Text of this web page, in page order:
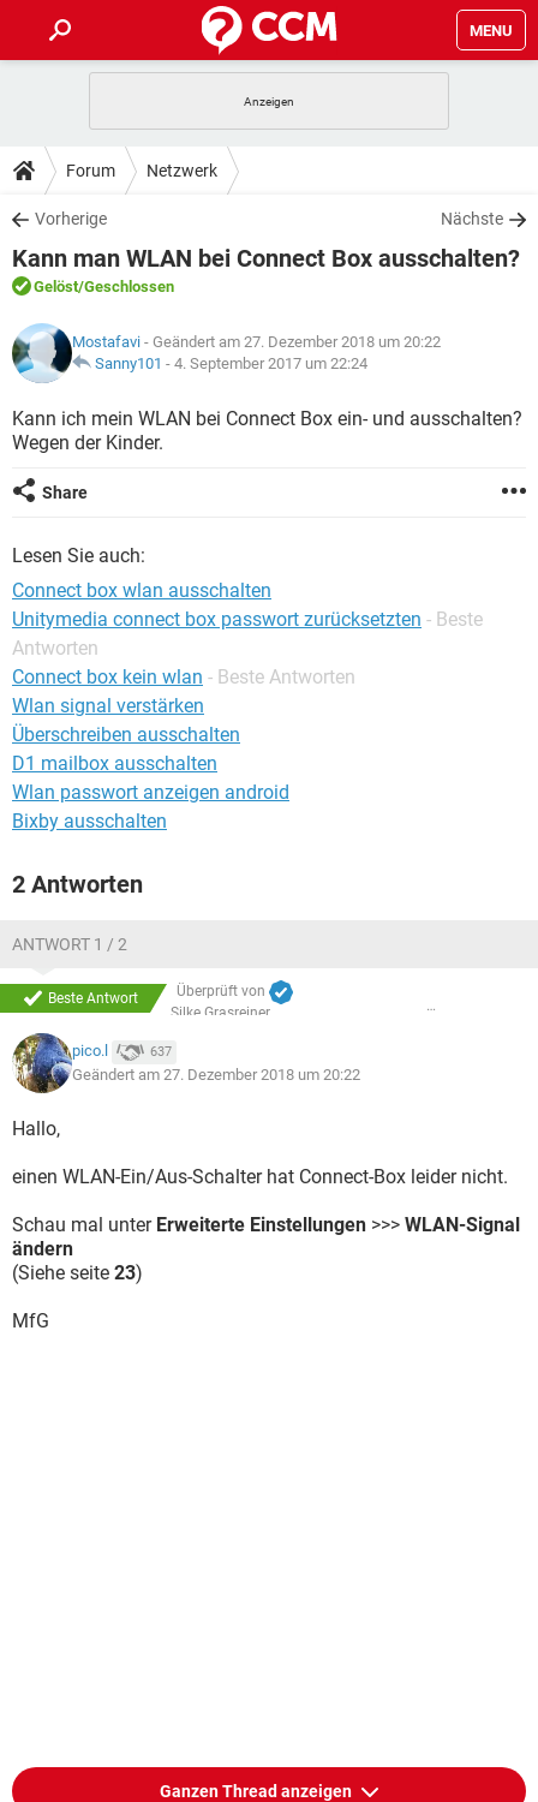
MENU
ANDROID
WINDOWS 10
WHATSAPP TIKTOK
FACEBOOK
TIPPS & TRICKS
SPIELE
WINDOWS 10
WHATSAPP
FACEBOOK HARDWARE
DOWNLOADS
SPIELE STREAMING
ANDROID
WINDOWS 10 INSTAGRAM
WHATSAPP
FACEBOOK HARDWARE
FORUM
SPIELE
ANDROID IOS
WHATSAPP
FACEBOOK
LEXIKON
SPIELE
ANDROID IOS
WHATSAPP
FACEBOOK
Forum Netzwerk
Vorherige Nächste
Kann man WLAN bei Connect Box ausschalten?
Gelöst/Geschlossen
Mostafavi - Geändert am 27. Dezember 2018 um 20:22
Sanny101 - 4. September 2017 um 22:24
Kann ich mein WLAN bei Connect Box ein- und ausschalten?
Wegen der Kinder.
Share
Lesen Sie auch:
Connect box wlan ausschalten
Unitymedia connect box passwort zurücksetzten - Beste
Antworten
Connect box kein wlan - Beste Antworten
Wlan signal verstärken
Überschreiben ausschalten
D1 mailbox ausschalten
Wlan passwort anzeigen android
Bixby ausschalten
2 Antworten
ANTWORT 1 / 2
Beste Antwort
Überprüft von
Silke Grasreiner
pico.l 637
Geändert am 27. Dezember 2018 um 20:22
Hallo,
einen WLAN-Ein/Aus-Schalter hat Connect-Box leider nicht.
Schau mal unter Erweiterte Einstellungen >>> WLAN-Signal
ändern
(Siehe seite 23)
MfG
Ganzen Thread anzeigen